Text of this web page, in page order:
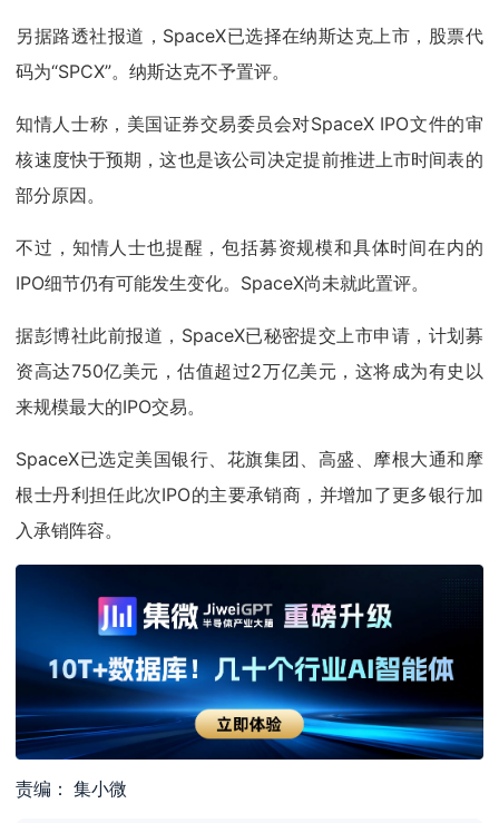
另据路透社报道，SpaceX已选择在纳斯达克上市，股票代
码为“SPCX”。纳斯达克不予置评。
知情人士称，美国证券交易委员会对SpaceX IPO文件的审
核速度快于预期，这也是该公司决定提前推进上市时间表的
部分原因。
不过，知情人士也提醒，包括募资规模和具体时间在内的
IPO细节仍有可能发生变化。SpaceX尚未就此置评。
据彭博社此前报道，SpaceX已秘密提交上市申请，计划募
资高达750亿美元，估值超过2万亿美元，这将成为有史以
来规模最大的IPO交易。
SpaceX已选定美国银行、花旗集团、高盛、摩根大通和摩
根士丹利担任此次IPO的主要承销商，并增加了更多银行加
入承销阵容。
责编： 集小微